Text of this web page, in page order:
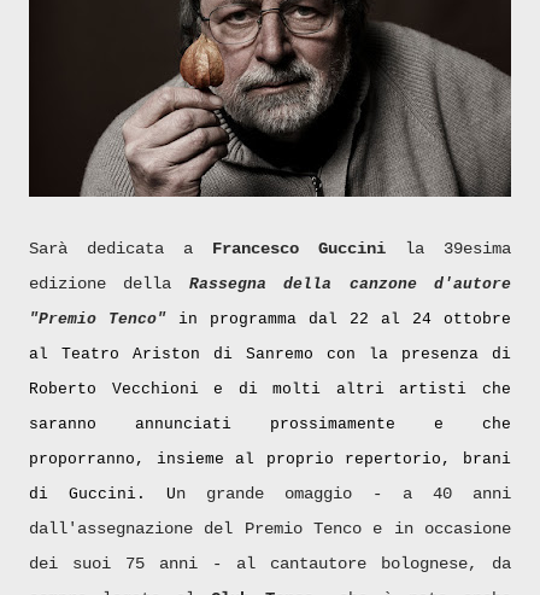
Sarà dedicata a Francesco Guccini la 39esima
edizione della Rassegna della canzone d'autore
"Premio Tenco"
in programma dal 22 al 24 ottobre
al Teatro Ariston di Sanremo con la presenza di
Roberto Vecchioni e di molti altri artisti che
saranno annunciati prossimamente e che
proporranno, insieme al proprio repertorio, brani
di Guccini. Un grande omaggio - a 40 anni
dall'assegnazione del Premio Tenco e in occasione
dei suoi 75 anni - al cantautore bolognese, da